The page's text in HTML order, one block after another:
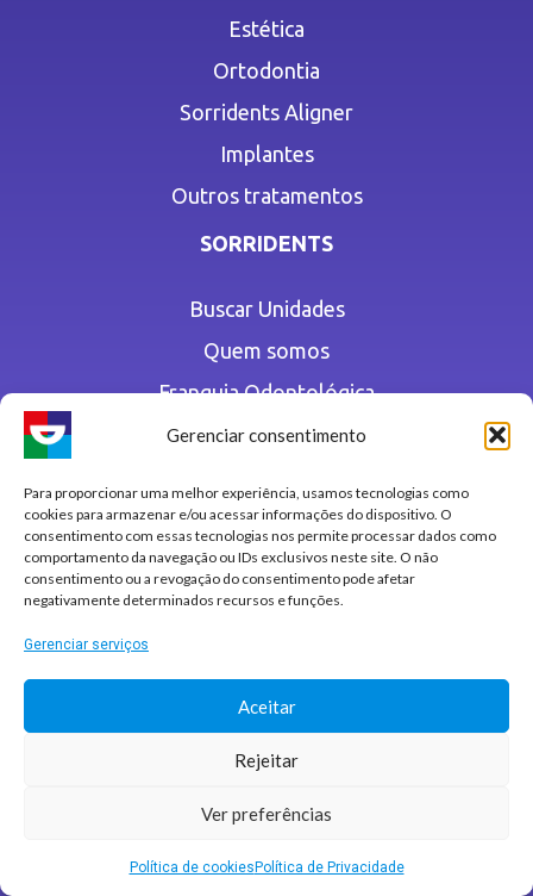
Gerenciar consentimento
Para proporcionar uma melhor experiência, usamos tecnologias como
cookies para armazenar e/ou acessar informações do dispositivo. O
consentimento com essas tecnologias nos permite processar dados como
comportamento da navegação ou IDs exclusivos neste site. O não
consentimento ou a revogação do consentimento pode afetar
negativamente determinados recursos e funções.
Gerenciar serviços
Aceitar
Rejeitar
Ver preferências
Política de cookies Política de Privacidade
Estética
Ortodontia
Sorridents Aligner
Implantes
Outros tratamentos
SORRIDENTS
Buscar Unidades
Quem somos
Franquia Odontológica
Blog
MATRIZ
Alameda Rio Negro, 500